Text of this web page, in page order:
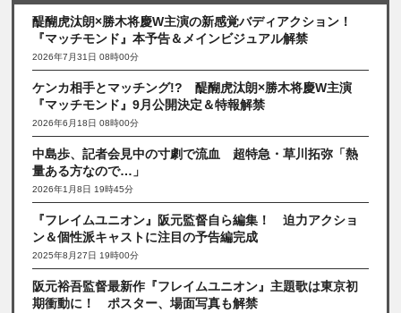
醍醐虎汰朗×勝木将慶W主演の新感覚バディアクション！
『マッチモンド』本予告＆メインビジュアル解禁
2026年7月31日 08時00分
ケンカ相手とマッチング!? 醍醐虎汰朗×勝木将慶W主演
『マッチモンド』9月公開決定＆特報解禁
2026年6月18日 08時00分
中島歩、記者会見中の寸劇で流血 超特急・草川拓弥「熱
量ある方なので…」
2026年1月8日 19時45分
『フレイムユニオン』阪元監督自ら編集！ 迫力アクショ
ン＆個性派キャストに注目の予告編完成
2025年8月27日 19時00分
阪元裕吾監督最新作『フレイムユニオン』主題歌は東京初
期衝動に！ ポスター、場面写真も解禁